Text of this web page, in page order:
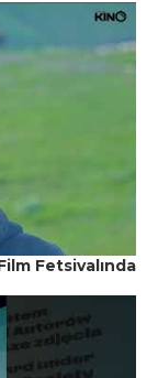
Fetsivalında